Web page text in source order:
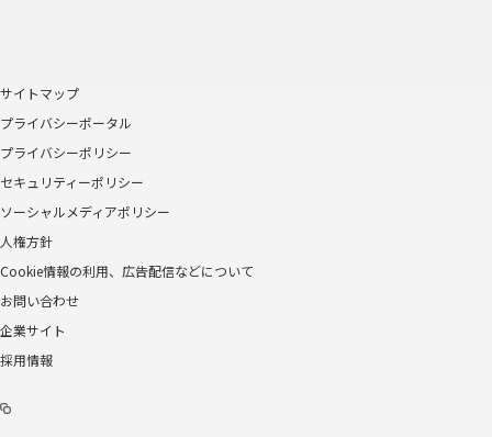
サイトマップ
プライバシーポータル
プライバシーポリシー
セキュリティーポリシー
ソーシャルメディアポリシー
人権方針
Cookie情報の利用、広告配信などについて
お問い合わせ
企業サイト
採用情報